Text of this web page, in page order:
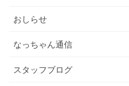
おしらせ
なっちゃん通信
スタッフブログ